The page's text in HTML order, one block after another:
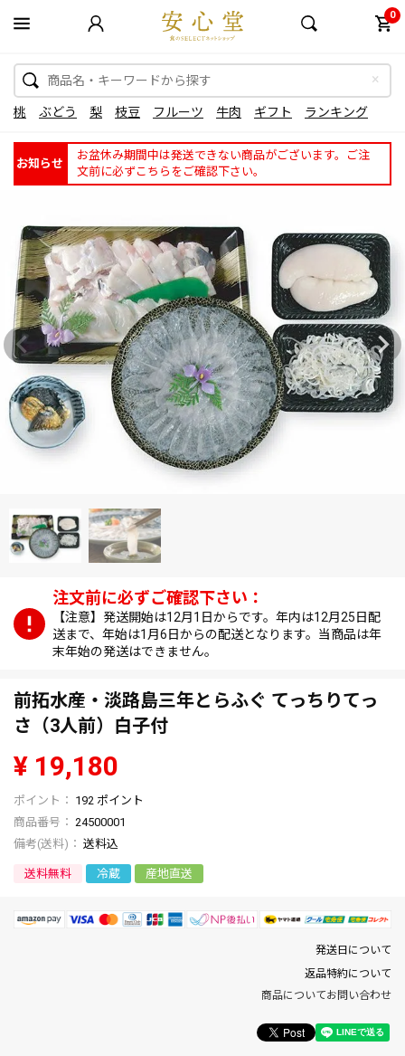
0
桃 ぶどう 梨 枝豆 フルーツ 牛肉 ギフト ランキング
お知らせ
お盆休み期間中は発送できない商品がございます。ご注
文前に必ずこちらをご確認下さい。
【注意】発送開始は12月1日からです。年内は12月25日配
送まで、年始は1月6日からの配送となります。当商品は年
末年始の発送はできません。
前拓水産・淡路島三年とらふぐ てっちりてっ
さ（3人前）白子付
¥ 19,180
192 ポイント
商品番号
24500001
送料込
送料無料 冷蔵 産地直送
発送日について
返品特約について
商品についてお問い合わせ